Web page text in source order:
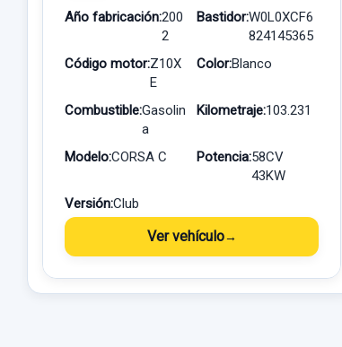
Año fabricación:200
2
Bastidor:W0L0XCF6
824145365
Código motor:Z10X
E
Color:Blanco
Combustible:Gasolin
a
Kilometraje:103.231
Modelo:CORSA C Potencia:58CV
43KW
Versión:Club
Ver vehículo